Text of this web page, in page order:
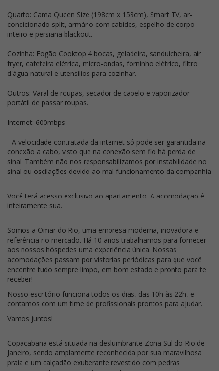
Quarto: Cama Queen Size (198cm x 158cm), Smart TV, ar-
condicionado split, armário com cabides, espelho de corpo
inteiro e persiana blackout.
Cozinha: Fogão Cooktop 4 bocas, geladeira, sanduicheira, air
fryer, cafeteira elétrica, micro-ondas, forninho elétrico, filtro
d'água natural e utensílios para cozinhar.
Outros: Varal de roupas, secador de cabelo e vaporizador
portátil de passar roupas.
Internet: 600mbps
- A velocidade contratada da internet só pode ser garantida na
conexão a cabo, visto que na conexão sem fio há perda de
sinal. Também não nos responsabilizamos por instabilidade no
sinal ou oscilações devido ao mal funcionamento da companhia
Você terá acesso exclusivo ao apartamento. A acomodação é
inteiramente sua.
Somos a Omar do Rio, uma empresa moderna, inovadora e
referência no mercado. Há 10 anos trabalhamos para fornecer
aos nossos hóspedes uma experiência única. Nossas
acomodações passam por vistorias periódicas para que você
encontre tudo sempre limpo, em bom estado e pronto para te
receber!
Nosso escritório funciona todos os dias, das 10h às 22h, e
contamos com um time de profissionais prontos para ajudar.
Vamos juntos!
Copacabana está situada na deslumbrante Zona Sul do Rio de
Janeiro, sendo amplamente reconhecida por sua maravilhosa
praia e um calçadão exuberante revestido com pedras